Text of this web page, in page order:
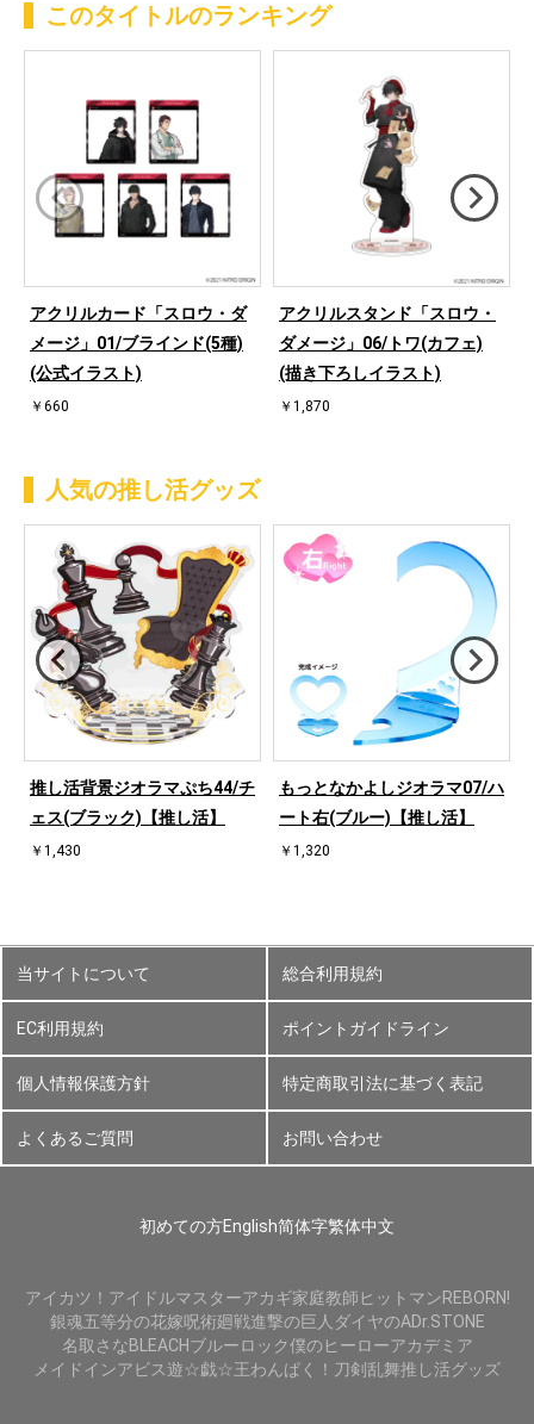
このタイトルのランキング
アクリルカード「スロウ・ダ
メージ」01/ブラインド(5種)
(公式イラスト)
￥660
アクリルスタンド「スロウ・
ダメージ」06/トワ(カフェ)
(描き下ろしイラスト)
￥1,870
人気の推し活グッズ
推し活背景ジオラマぷち44/チ
ェス(ブラック)【推し活】
￥1,430
もっとなかよしジオラマ07/ハ
ート右(ブルー)【推し活】
￥1,320
当サイトについて 総合利用規約
EC利用規約 ポイントガイドライン
個人情報保護方針 特定商取引法に基づく表記
よくあるご質問 お問い合わせ
初めての方English简体字繁体中文
アイカツ！ アイドルマスターアカギ家庭教師ヒットマンREBORN!
銀魂五等分の花嫁呪術廻戦進撃の巨人 ダイヤのADr.STONE
名取さなBLEACHブルーロック僕のヒーローアカデミア
メイドインアビス遊☆戯☆王わんぱく！刀剣乱舞推し活グッズ